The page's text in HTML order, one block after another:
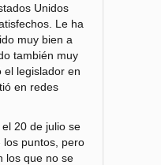
Unidos
Le ha
muy bien a
también muy
el legislador en
en redes
20 de julio se
los puntos, pero
los que no se